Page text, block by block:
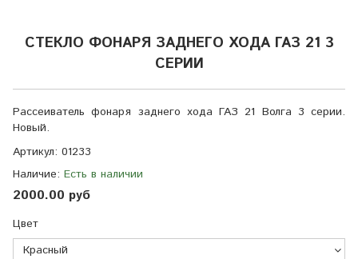
СТЕКЛО ФОНАРЯ ЗАДНЕГО ХОДА ГАЗ 21 3
СЕРИИ
Рассеиватель фонаря заднего хода ГАЗ 21 Волга 3 серии.
Новый.
Артикул: 01233
Наличие: Есть в наличии
2000.00 руб
Цвет